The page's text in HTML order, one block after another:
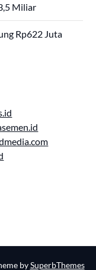
Miliar
Rp622 Juta
bySuperbThemes